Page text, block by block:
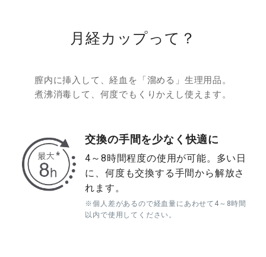
月経カップって？
膣内に挿入して、経血を「溜める」生理用品。
煮沸消毒して、何度でもくりかえし使えます。
交換の手間を少なく快適に
4～8時間程度の使用が可能。多い日
に、何度も交換する手間から解放さ
れます。
※個人差があるので経血量にあわせて4～8時間
以内で使用してください。